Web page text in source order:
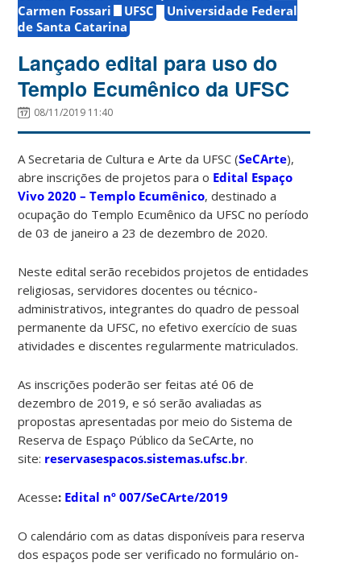
Carmen Fossari
UFSC
Universidade Federal
de Santa Catarina
Lançado edital para uso do
Templo Ecumênico da UFSC
08/11/2019 11:40
A Secretaria de Cultura e Arte da UFSC (SeCArte),
abre inscrições de projetos para o Edital Espaço
Vivo 2020 – Templo Ecumênico, destinado a
ocupação do Templo Ecumênico da UFSC no período
de 03 de janeiro a 23 de dezembro de 2020.
Neste edital serão recebidos projetos de entidades
religiosas, servidores docentes ou técnico-
administrativos, integrantes do quadro de pessoal
permanente da UFSC, no efetivo exercício de suas
atividades e discentes regularmente matriculados.
As inscrições poderão ser feitas até 06 de
dezembro de 2019, e só serão avaliadas as
propostas apresentadas por meio do Sistema de
Reserva de Espaço Público da SeCArte, no
site: reservasespacos.sistemas.ufsc.br.
Acesse: Edital nº 007/SeCArte/2019
O calendário com as datas disponíveis para reserva
dos espaços pode ser verificado no formulário on-